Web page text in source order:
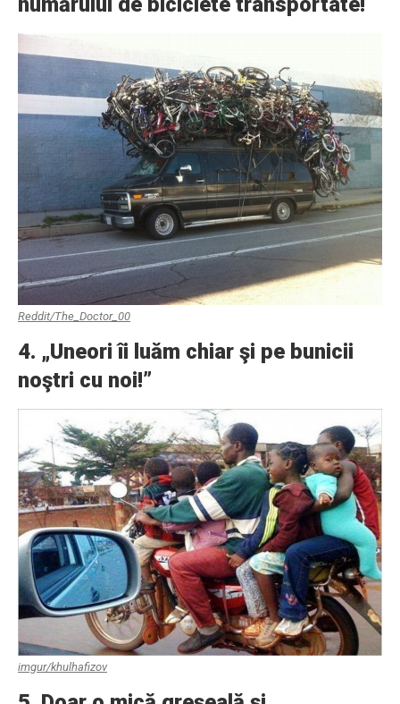
Reddit/The_Doctor_00
4. „Uneori îi luăm chiar şi pe bunicii
noştri cu noi!”
imgur/khulhafizov